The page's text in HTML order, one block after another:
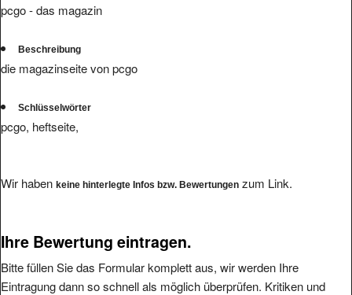
pcgo - das magazin
Beschreibung
die magazinseite von pcgo
Schlüsselwörter
pcgo, heftseite,
Wir haben keine hinterlegte Infos bzw. Bewertungen zum Link.
Ihre Bewertung eintragen.
Bitte füllen Sie das Formular komplett aus, wir werden Ihre
Eintragung dann so schnell als möglich überprüfen. Kritiken und